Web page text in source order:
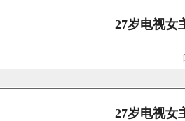
27岁电视女
27岁电视女